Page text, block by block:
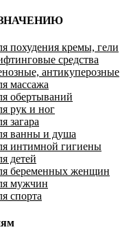
похудения кремы, гели
средства
антикуперозные
массажа
обертываний
рук и ног
загара
ванны и душа
интимной гигиены
детей
беременных женщин
мужчин
спорта